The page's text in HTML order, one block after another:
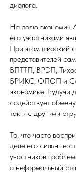
диалога.
На долю экономик
его участниками
При этом широкий
представителей
ВПТТП, ВРЭП,
БРИКС, ОПОП и
экономике. Будучи
содействует
так и с другими
То, что часто
деле его сильные
участников
а неформальный